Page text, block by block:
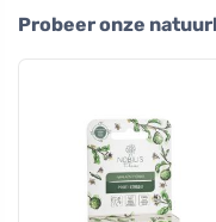
Probeer onze